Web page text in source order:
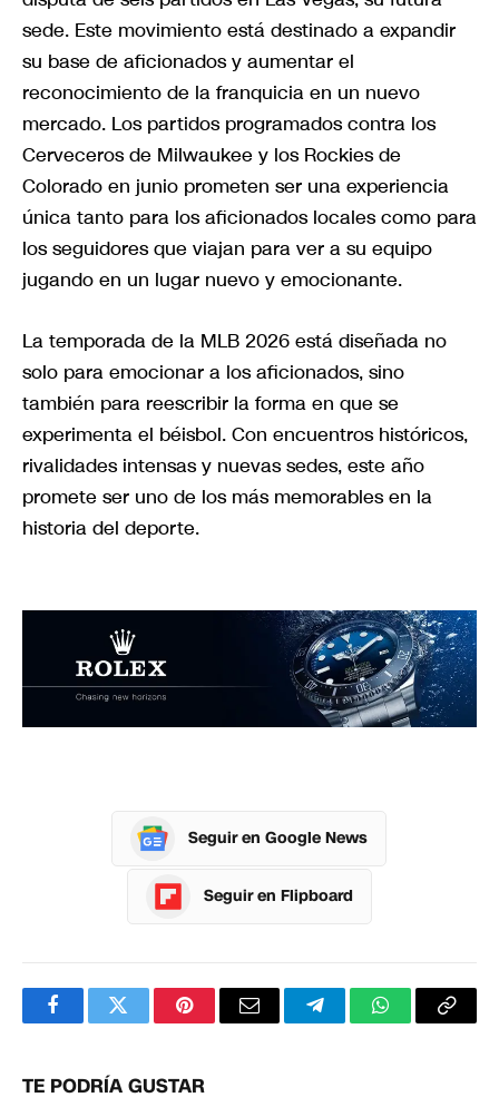
sede. Este movimiento está destinado a expandir
su base de aficionados y aumentar el
reconocimiento de la franquicia en un nuevo
mercado. Los partidos programados contra los
Cerveceros de Milwaukee y los Rockies de
Colorado en junio prometen ser una experiencia
única tanto para los aficionados locales como para
los seguidores que viajan para ver a su equipo
jugando en un lugar nuevo y emocionante.
La temporada de la MLB 2026 está diseñada no
solo para emocionar a los aficionados, sino
también para reescribir la forma en que se
experimenta el béisbol. Con encuentros históricos,
rivalidades intensas y nuevas sedes, este año
promete ser uno de los más memorables en la
historia del deporte.
Seguir en Google News
Seguir en Flipboard
FacebookTwitterPinterestCorreoTelegramWhatsApp
TE PODRÍA GUSTAR